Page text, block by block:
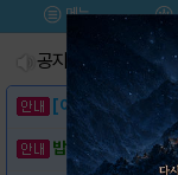
메뉴
공지사항
[이벤트] 웃음으로
밥알이의 헝앱통신